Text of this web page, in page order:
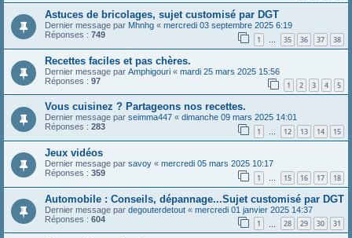
Astuces de bricolages, sujet customisé par DGT
Dernier message par Mhnhg « mercredi 03 septembre 2025 6:19
Réponses : 749 1 … 35 36 37 38
Recettes faciles et pas chères.
Dernier message par Amphigouri « mardi 25 mars 2025 15:56
Réponses : 97 1 2 3 4 5
Vous cuisinez ? Partageons nos recettes.
Dernier message par seimma447 « dimanche 09 mars 2025 14:01
Réponses : 283 1 … 12 13 14 15
Jeux vidéos
Dernier message par savoy « mercredi 05 mars 2025 10:17
Réponses : 359 1 … 15 16 17 18
Automobile : Conseils, dépannage...Sujet customisé par DGT
Dernier message par degouterdetout « mercredi 01 janvier 2025 14:37
Réponses : 604 1 28 29 30 31